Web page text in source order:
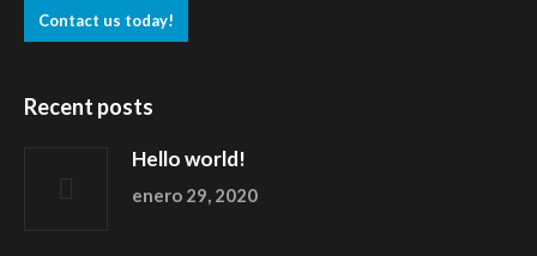
Contact us today!
Recent posts
Hello world!
enero 29, 2020